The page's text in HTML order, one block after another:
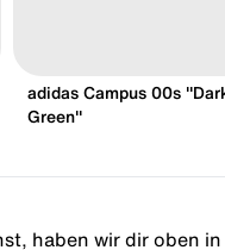
adidas Campus 00s
Green"
haben wir dir oben